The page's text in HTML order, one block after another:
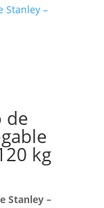
Stanley –
de
kg
Stanley –